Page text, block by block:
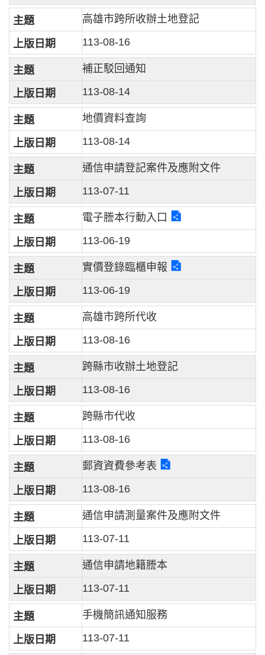
高雄市跨所收辦土地登記
113-08-16
補正駁回通知
113-08-14
地價資料查詢
113-08-14
通信申請登記案件及應附文件
113-07-11
電子謄本行動入口
113-06-19
實價登錄臨櫃申報
113-06-19
高雄市跨所代收
113-08-16
跨縣市收辦土地登記
113-08-16
跨縣市代收
113-08-16
郵資資費參考表
113-08-16
通信申請測量案件及應附文件
113-07-11
通信申請地籍謄本
113-07-11
手機簡訊通知服務
113-07-11